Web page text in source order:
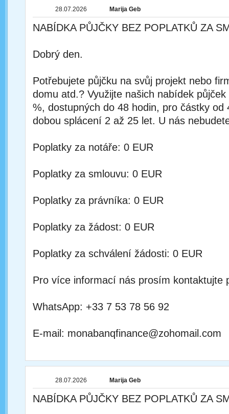
28.07.2026 Marija Geb
NABÍDKA PŮJČKY BEZ POPLATKŮ ZA
Dobrý den.
Potřebujete půjčku na svůj projekt nebo
domu atd.? Využijte našich nabídek
%, dostupných do 48 hodin, pro částky od
dobou splácení 2 až 25 let. U nás
Poplatky za notáře: 0 EUR
Poplatky za smlouvu: 0 EUR
Poplatky za právníka: 0 EUR
Poplatky za žádost: 0 EUR
Poplatky za schválení žádosti: 0 EUR
Pro více informací nás prosím kontaktujte
WhatsApp: +33 7 53 78 56 92
E-mail: monabanqfinance@zohomail.com
28.07.2026 Marija Geb
NABÍDKA PŮJČKY BEZ POPLATKŮ ZA